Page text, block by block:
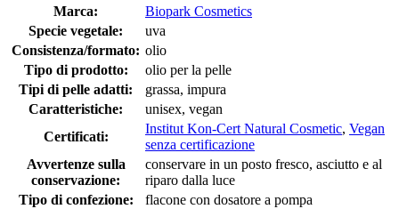
Marca:
Biopark Cosmetics
Specie vegetale:
uva
Consistenza/formato: olio
Tipo di prodotto:
olio per la pelle
Tipi di pelle adatti:
grassa, impura
Caratteristiche:
unisex, vegan
Certificati:
Institut Kon-Cert Natural Cosmetic, Vegan
senza certificazione
Avvertenze sulla
conservazione:
conservare in un posto fresco, asciutto e al
riparo dalla luce
Tipo di confezione:
flacone con dosatore a pompa